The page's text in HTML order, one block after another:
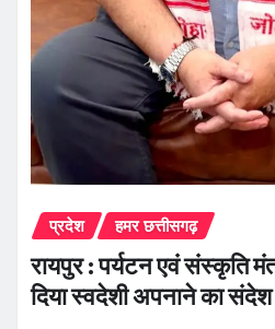
प्रदेश हमर छत्तीसगढ़
रायपुर : पर्यटन एवं संस्कृति
दिया स्वदेशी अपनाने का संदेश